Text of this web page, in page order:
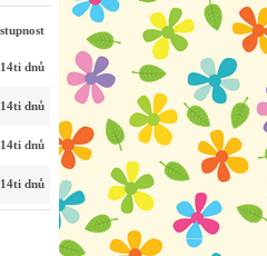
dnů
dnů
dnů
dnů